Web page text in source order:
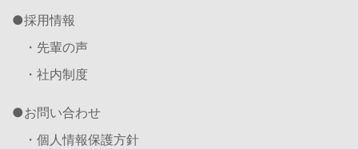
採用情報
・先輩の声
・社内制度
お問い合わせ
・個人情報保護方針